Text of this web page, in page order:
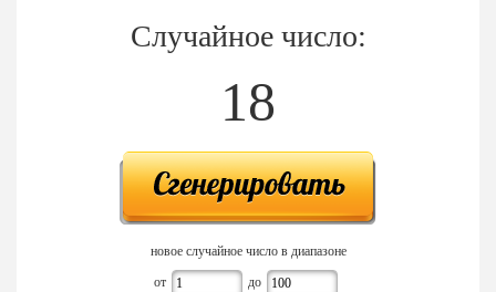
Случайное число:
18
новое случайное число в диапазоне
от до